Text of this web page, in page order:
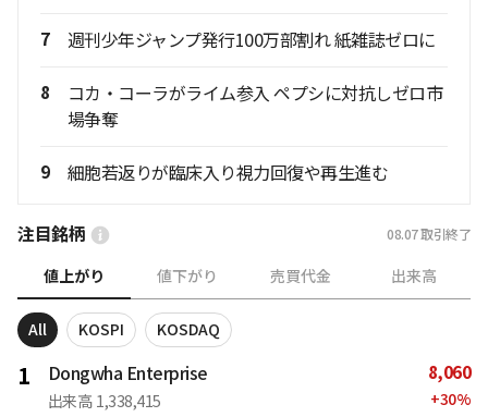
7 週刊少年ジャンプ発行100万部割れ 紙雑誌ゼロに
8
コカ・コーラがライム参入 ペプシに対抗しゼロ市
場争奪
9 細胞若返りが臨床入り視力回復や再生進む
注目銘柄 08.07取引終了
値上がり 値下がり 売買代金 出来高
All KOSPI KOSDAQ
1 Dongwha Enterprise
出来高 1,338,415
8,060
+30%